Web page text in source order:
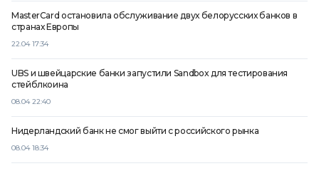
22.04 17:34
MasterCard остановила обслуживание двух белорусских банков в
странах Европы
08.04 22:40
UBS и швейцарские банки запустили Sandbox для тестирования
стейблкоина
08.04 18:34
Нидерландский банк не смог выйти с российского рынка